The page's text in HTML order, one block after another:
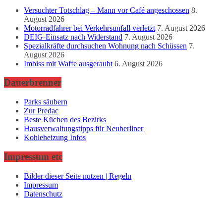
Versuchter Totschlag – Mann vor Café angeschossen 8.
August 2026
Motorradfahrer bei Verkehrsunfall verletzt 7. August 2026
DEIG-Einsatz nach Widerstand 7. August 2026
Spezialkräfte durchsuchen Wohnung nach Schüssen 7.
August 2026
Imbiss mit Waffe ausgeraubt 6. August 2026
Dauerbrenner
Parks säubern
Zur Predac
Beste Küchen des Bezirks
Hausverwaltungstipps für Neuberliner
Kohleheizung Infos
Impressum etc
Bilder dieser Seite nutzen | Regeln
Impressum
Datenschutz